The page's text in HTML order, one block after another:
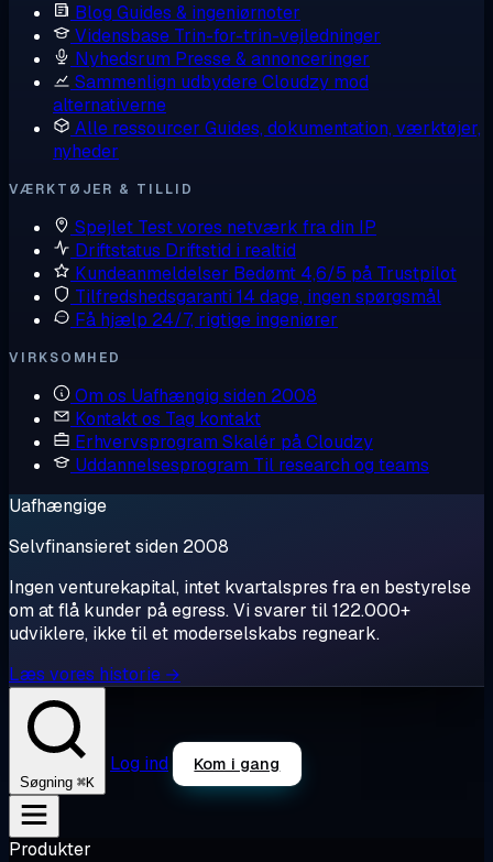
Blog Guides & ingeniørnoter
Vidensbase Trin-for-trin-vejledninger
Nyhedsrum Presse & annonceringer
Sammenlign udbydereCloudzy mod
alternativerne
Alle ressourcer Guides, dokumentation, værktøjer,
nyheder
VÆRKTØJER & TILLID
Spejlet Test vores netværk fra din IP
Driftstatus Driftstid i realtid
Kundeanmeldelser Bedømt 4,6/5 på Trustpilot
Tilfredshedsgaranti 14 dage, ingen spørgsmål
Få hjælp 24/7, rigtige ingeniører
VIRKSOMHED
Om os Uafhængig siden 2008
Kontakt os Tag kontakt
Erhvervsprogram Skalér på Cloudzy
Uddannelsesprogram Til research og teams
Uafhængige
Selvfinansieret siden 2008
Ingen venturekapital, intet kvartalspres fra en bestyrelse
om at flå kunder på egress. Vi svarer til 122.000+
udviklere, ikke til et moderselskabs regneark.
Læs vores historie →
Søgning ⌘K
Log ind Kom i gang
Produkter